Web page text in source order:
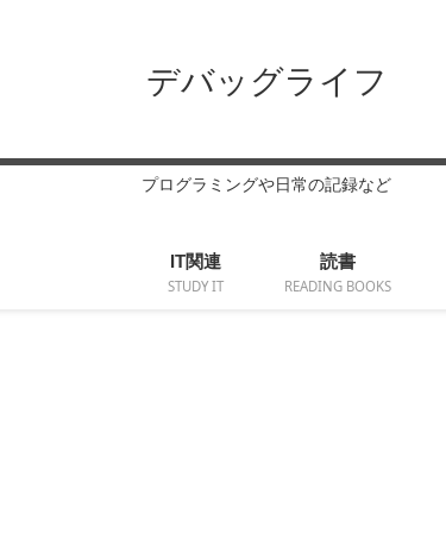
デバッグライフ
プログラミングや日常の記録など
IT関連
STUDY IT
読書
READING BOOKS